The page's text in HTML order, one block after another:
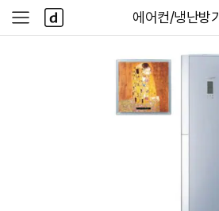
다나와
에어컨/냉난방기
사
이
다
나
와